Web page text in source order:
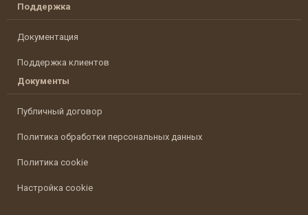
Поддержка
Документация
Поддержка клиентов
Документы
Публичный договор
Политика обработки персональных данных
Политика cookie
Настройка cookie